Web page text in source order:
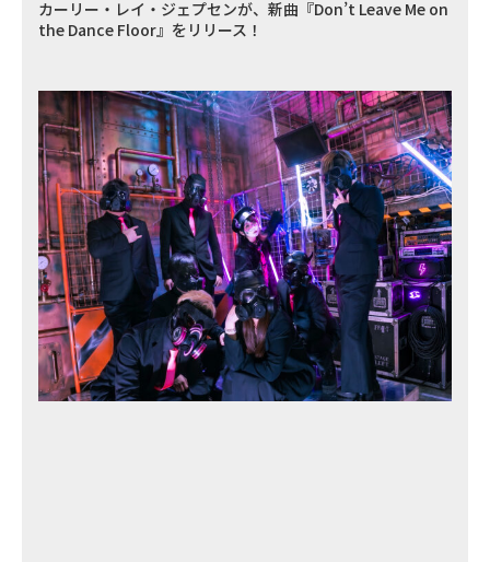
カーリー・レイ・ジェプセンが、新曲『Don’t Leave Me on
the Dance Floor』をリリース！